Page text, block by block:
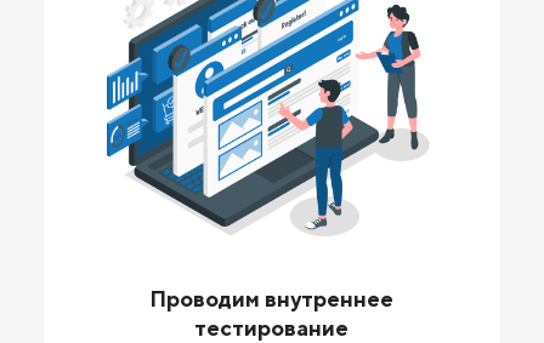
Проводим внутреннее
тестирование